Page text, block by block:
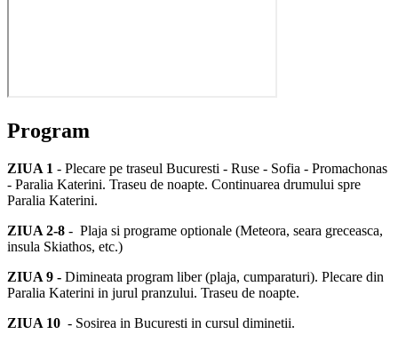
Program
ZIUA 1 - Plecare pe traseul Bucuresti - Ruse - Sofia - Promachonas
- Paralia Katerini. Traseu de noapte. Continuarea drumului spre
Paralia Katerini.
ZIUA 2-8 - Plaja si programe optionale (Meteora, seara greceasca,
insula Skiathos, etc.)
ZIUA 9 - Dimineata program liber (plaja, cumparaturi). Plecare din
Paralia Katerini in jurul pranzului. Traseu de noapte.
ZIUA 10 - Sosirea in Bucuresti in cursul diminetii.